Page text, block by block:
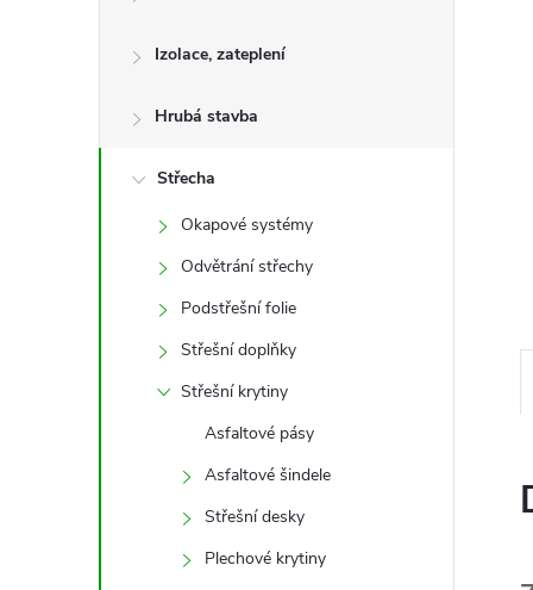
Izolace, zateplení
Hrubá stavba
Střecha
Okapové systémy
Odvětrání střechy
Podstřešní folie
Střešní doplňky
Střešní krytiny
Asfaltové pásy
Asfaltové šindele
Střešní desky
Plechové krytiny